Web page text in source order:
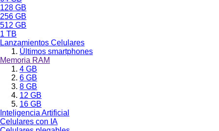
128 GB
256 GB
512 GB
1 TB
Lanzamientos Celulares
Últimos smartphones
Memoria RAM
4 GB
6 GB
8 GB
12 GB
16 GB
Inteligencia Artificial
Celulares con IA